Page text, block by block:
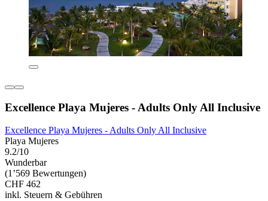
Excellence Playa Mujeres - Adults Only All Inclusive
Excellence Playa Mujeres - Adults Only All Inclusive
Playa Mujeres
9.2/10
Wunderbar
(1’569 Bewertungen)
CHF 462
inkl. Steuern & Gebühren